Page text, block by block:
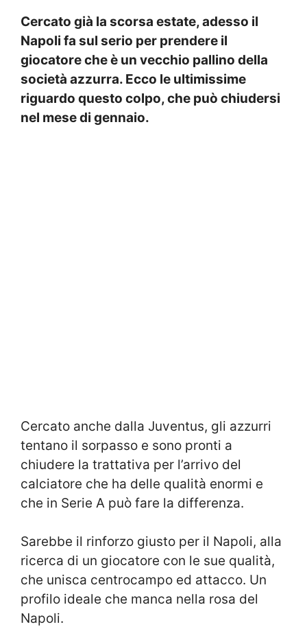
Cercato già la scorsa estate, adesso il
Napoli fa sul serio per prendere il
giocatore che è un vecchio pallino della
società azzurra. Ecco le ultimissime
riguardo questo colpo, che può chiudersi
nel mese di gennaio.
Cercato anche dalla Juventus, gli azzurri
tentano il sorpasso e sono pronti a
chiudere la trattativa per l’arrivo del
calciatore che ha delle qualità enormi e
che in Serie A può fare la differenza.
Sarebbe il rinforzo giusto per il Napoli, alla
ricerca di un giocatore con le sue qualità,
che unisca centrocampo ed attacco. Un
profilo ideale che manca nella rosa del
Napoli.